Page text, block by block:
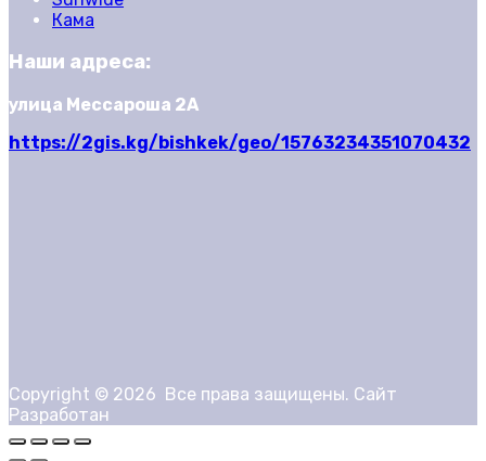
Кама
Наши адреса:
улица Мессароша 2А
https://2gis.kg/bishkek/geo/15763234351070432
Copyright © 2026 Все права защищены. Сайт
Разработан